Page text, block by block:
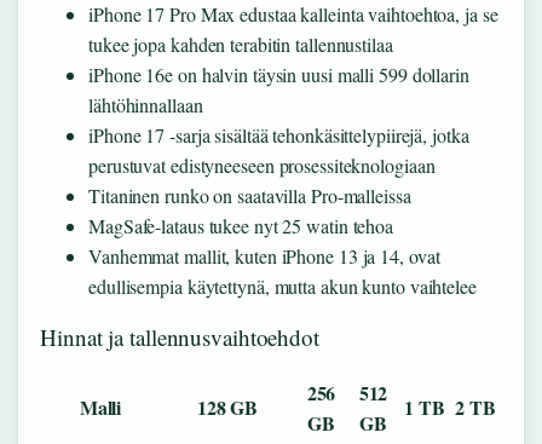
iPhone 17 Pro Max edustaa kalleinta vaihtoehtoa, ja se
tukee jopa kahden terabitin tallennustilaa
iPhone 16e on halvin täysin uusi malli 599 dollarin
lähtöhinnallaan
iPhone 17 -sarja sisältää tehonkäsittelypiirejä, jotka
perustuvat edistyneeseen prosessiteknologiaan
Titaninen runko on saatavilla Pro-malleissa
MagSafe-lataus tukee nyt 25 watin tehoa
Vanhemmat mallit, kuten iPhone 13 ja 14, ovat
edullisempia käytettynä, mutta akun kunto vaihtelee
Hinnat ja tallennusvaihtoehdot
Malli 128 GB
256
GB
512
GB
1 TB 2 TB